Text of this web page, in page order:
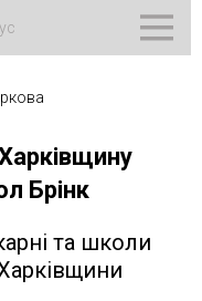
Брінк
та школи